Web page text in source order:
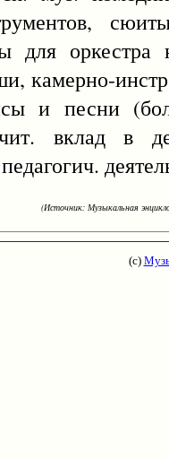
для оркестра
камерно-
и песни
вклад в
(Источник: Музыкальная
(с)